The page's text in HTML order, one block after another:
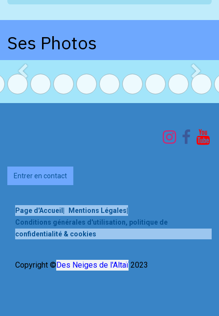
Ses Photos
Précédent
Entrer en contact
Page d'Accueil Mentions Légales
Conditions générales d'utilisation, politique de
confidentialité & cookies
Copyright © Des Neiges de l'Altaï 2023